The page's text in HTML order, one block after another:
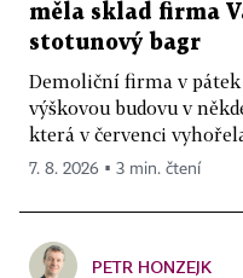
měla sklad firma
stotunový bagr
Demoliční firma v pátek
výškovou budovu v
která v červenci
7. 8. 2026 ▪ 3 min. čtení
PETR HONZEJK